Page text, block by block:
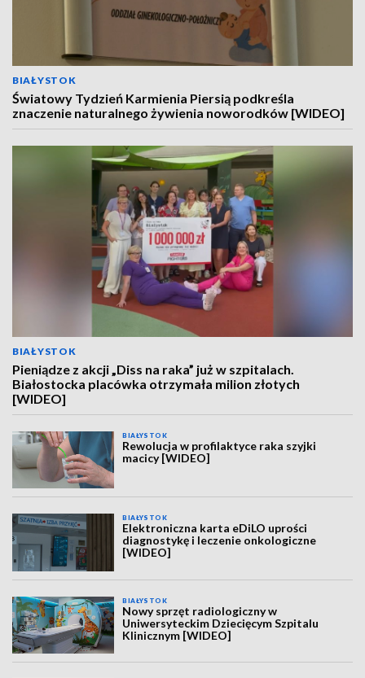
BIAŁYSTOK
Światowy Tydzień Karmienia Piersią podkreśla
znaczenie naturalnego żywienia noworodków [WIDEO]
BIAŁYSTOK
Pieniądze z akcji „Diss na raka” już w szpitalach.
Białostocka placówka otrzymała milion złotych
[WIDEO]
BIAŁYSTOK
Rewolucja w profilaktyce raka szyjki
macicy [WIDEO]
BIAŁYSTOK
Elektroniczna karta eDiLO uprości
diagnostykę i leczenie onkologiczne
[WIDEO]
BIAŁYSTOK
Nowy sprzęt radiologiczny w
Uniwersyteckim Dziecięcym Szpitalu
Klinicznym [WIDEO]